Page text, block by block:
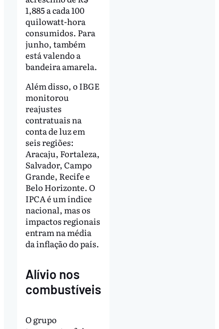
1,885 a cada 100
quilowatt-hora
consumidos. Para
junho, também
está valendo a
bandeira amarela.
Além disso, o IBGE
monitorou
reajustes
contratuais na
conta de luz em
seis regiões:
Aracaju, Fortaleza,
Salvador, Campo
Grande, Recife e
Belo Horizonte. O
IPCA é um índice
nacional, mas os
impactos regionais
entram na média
da inflação do país.
Alívio nos
combustíveis
O grupo